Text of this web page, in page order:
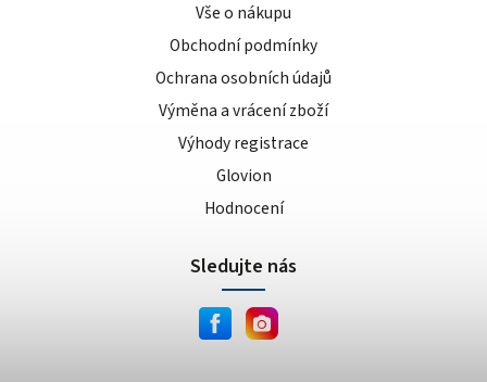
Vše o nákupu
Obchodní podmínky
Ochrana osobních údajů
Výměna a vrácení zboží
Výhody registrace
Glovion
Hodnocení
Sledujte nás